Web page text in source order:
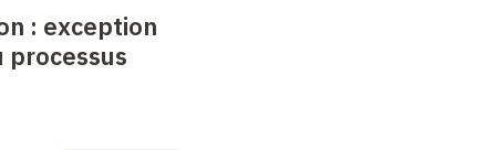
: exception
processus